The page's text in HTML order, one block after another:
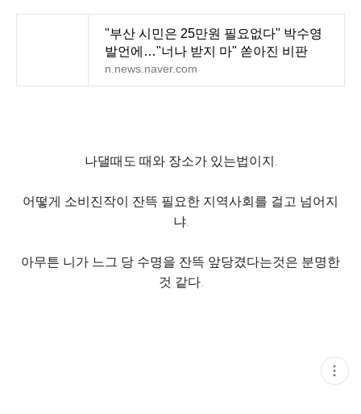
"부산 시민은 25만원 필요없다" 박수영
발언에…"너나 받지 마" 쏟아진 비판
n.news.naver.com
나댈때도 때와 장소가 있는법이지.
어떻게 소비진작이 잔뜩 필요한 지역사회를 걸고 넘어지
냐.
아무튼 니가 느그 당 수명을 잔뜩 앞당겼다는것은 분명한
것 같다.
현
재